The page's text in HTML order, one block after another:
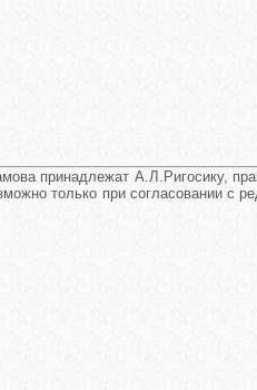
принадлежат А.Л.Ригосику,
только при согласовании с